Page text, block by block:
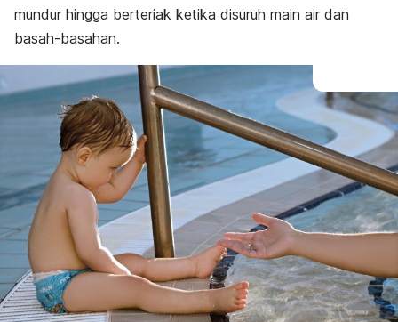
mundur hingga berteriak ketika disuruh main air dan
basah-basahan.